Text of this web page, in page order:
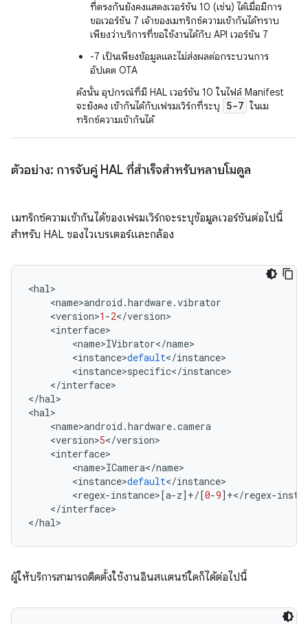
ที่ตรงกันยังคงแสดงเวอร์ชัน 10 (เช่น) ได้เมื่อมีการ
ขอเวอร์ชัน 7 เจ้าของเมทริกซ์ความเข้ากันได้ทราบ
เพียงว่าบริการที่ขอใช้งานได้กับ API เวอร์ชัน 7
-7 เป็นเพียงข้อมูลและไม่ส่งผลต่อกระบวนการ
อัปเดต OTA
ดังนั้น อุปกรณ์ที่มี HAL เวอร์ชัน 10 ในไฟล์ Manifest
จะยังคง เข้ากันได้กับเฟรมเวิร์กที่ระบุ
5-7 ในเม
ทริกซ์ความเข้ากันได้
ตัวอย่าง: การจับคู่ HAL ที่สำเร็จสำหรับหลายโมดูล
เมทริกซ์ความเข้ากันได้ของเฟรมเวิร์กจะระบุข้อมูลเวอร์ชันต่อไปนี้
สำหรับ HAL ของไวเบรเตอร์และกล้อง
<hal>
<name>android .hardware.vibrator
<version>1 -2</version>
<interface>
<name>IVibrator</name>
<instance>default</instance>
<instance>specific</instance>
</interface>
</hal>
<hal>
<name>android .hardware.camera
<version>5</version>
<interface>
<name>ICamera</name>
<instance>default</instance>
<regex-instance>[a-z] +/[0-9] +</regex-
</interface>
</hal>
ผู้ให้บริการสามารถติดตั้งใช้งานอินสแตนซ์ใดก็ได้ต่อไปนี้